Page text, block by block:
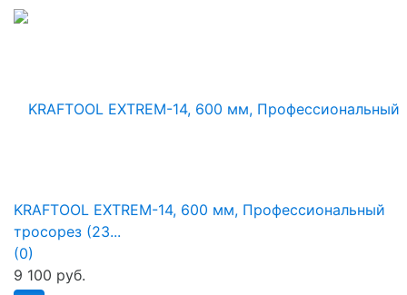
KRAFTOOL EXTREM-14, 600 мм, Профессиональный
тросорез (23...
(0)
9 100 руб.